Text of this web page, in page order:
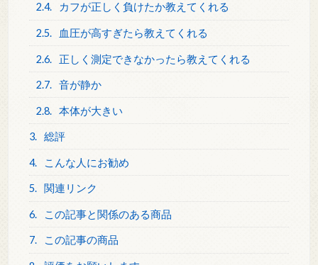
2.4. カフが正しく負けたか教えてくれる
2.5. 血圧が高すぎたら教えてくれる
2.6. 正しく測定できなかったら教えてくれる
2.7. 音が静か
2.8. 本体が大きい
3. 総評
4. こんな人にお勧め
5. 関連リンク
6. この記事と関係のある商品
7. この記事の商品